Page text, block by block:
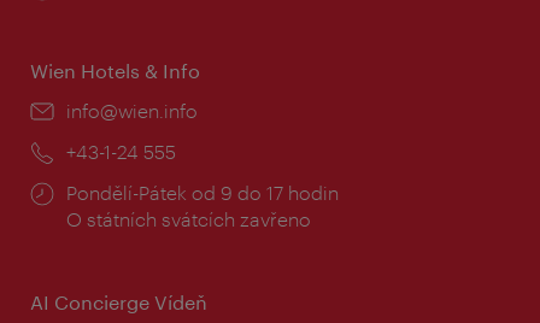
Wien Hotels & Info
E-
info@wien.info
Telefon:
+43-1-24 555
Provozní
doba:
Pondělí-Pátek od 9 do 17 hodin
O státních svátcích zavřeno
AI Concierge Vídeň